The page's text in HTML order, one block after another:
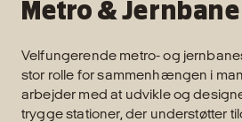
Metro & Jernbane
Velfungerende metro- og
stor rolle for sammenhængen i
arbejder med at udvikle og
trygge stationer, der understøtter